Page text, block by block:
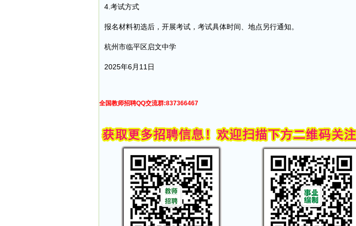
4.考试方式
报名材料初选后，开展考试，考试具体时间、地点另行通知。
杭州市临平区启文中学
2025年6月11日
全国教师招聘QQ交流群:837366467